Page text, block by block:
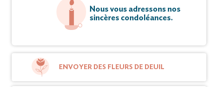
Nous vous adressons nos
sincères condoléances.
ENVOYER DES FLEURS DE DEUIL